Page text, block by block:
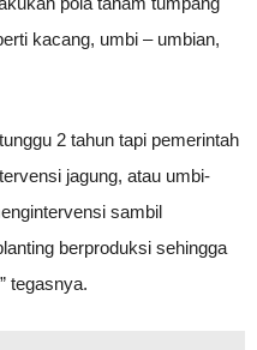
kacang, umbi – umbian,
2 tahun tapi pemerintah
jagung, atau umbi-
sambil
berproduksi sehingga
tegasnya.